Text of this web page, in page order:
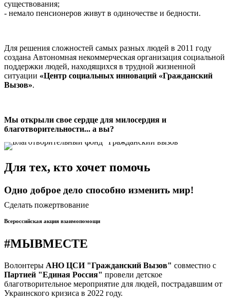
существования;
- немало пенсионеров живут в одиночестве и бедности.
Для решения сложностей самых разных людей в 2011 году
создана Автономная некоммерческая организация социальной
поддержки людей, находящихся в трудной жизненной
ситуации «Центр социальных инноваций «Гражданский
Вызов».
Мы открыли свое сердце для милосердия и
благотворительности... а вы?
Для тех, кто хочет помочь
Одно доброе дело способно изменить мир!
Сделать пожертвование
Всероссийская акция взаимопомощи
#МЫВМЕСТЕ
Волонтеры АНО ЦСИ "Гражданский Вызов" совместно с
Партией "Единая Россия" провели детское
благотворительное мероприятие для людей, пострадавшим от
Украинского кризиса в 2022 году.